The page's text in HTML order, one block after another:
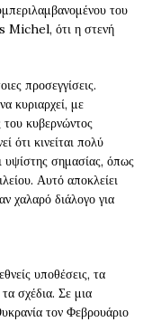
του
Michel, ότι η στενή
προσεγγίσεις.
κυριαρχεί, με
του κυβερνώντος
ότι κινείται πολύ
υψίστης σημασίας, όπως
Αυτό αποκλείει
χαλαρό διάλογο για
υποθέσεις, τα
σχέδια. Σε μια
τον Φεβρουάριο